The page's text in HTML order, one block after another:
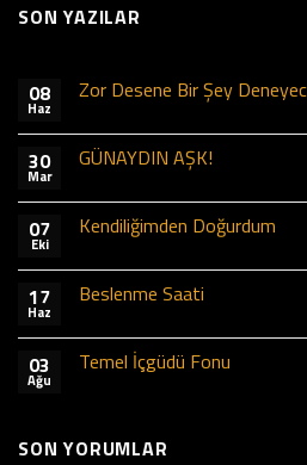
SON YAZILAR
08
Haz
Zor Desene Bir Şey
30
Mar
GÜNAYDIN AŞK!
07
Eki
Kendiliğimden Doğurdum
17
Haz
Beslenme Saati
03
Ağu
Temel İçgüdü Fonu
SON YORUMLAR